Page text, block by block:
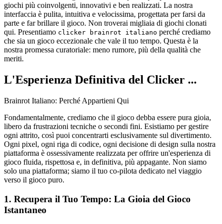
giochi più coinvolgenti, innovativi e ben realizzati. La nostra
interfaccia è pulita, intuitiva e velocissima, progettata per farsi da
parte e far brillare il gioco. Non troverai migliaia di giochi clonati
qui. Presentiamo clicker brainrot italiano perché crediamo
che sia un gioco eccezionale che vale il tuo tempo. Questa è la
nostra promessa curatoriale: meno rumore, più della qualità che
meriti.
L'Esperienza Definitiva del Clicker ...
Brainrot Italiano: Perché Appartieni Qui
Fondamentalmente, crediamo che il gioco debba essere pura gioia,
libero da frustrazioni tecniche o secondi fini. Esistiamo per gestire
ogni attrito, così puoi concentrarti esclusivamente sul divertimento.
Ogni pixel, ogni riga di codice, ogni decisione di design sulla nostra
piattaforma è ossessivamente realizzata per offrire un'esperienza di
gioco fluida, rispettosa e, in definitiva, più appagante. Non siamo
solo una piattaforma; siamo il tuo co-pilota dedicato nel viaggio
verso il gioco puro.
1. Recupera il Tuo Tempo: La Gioia del Gioco
Istantaneo